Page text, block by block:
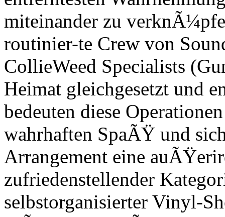
miteinander zu
routinier-te Crew von
CollieWeed Specialists
Heimat gleichgesetzt und
bedeuten diese
wahrhaften SpaÃŸ und
Arrangement eine
zufriedenstellender
selbstorganisierter Vinyl-